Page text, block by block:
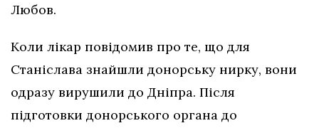
Любов.
Коли лікар повідомив про те, що для
Станіслава знайшли донорську нирку, вони
одразу вирушили до Дніпра. Після
підготовки донорського органа до